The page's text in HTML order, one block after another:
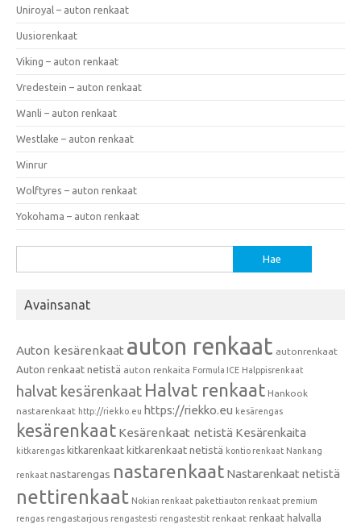
Uniroyal – auton renkaat
Uusiorenkaat
Viking – auton renkaat
Vredestein – auton renkaat
Wanli – auton renkaat
Westlake – auton renkaat
Winrur
Wolftyres – auton renkaat
Yokohama – auton renkaat
Avainsanat
Auton kesärenkaat auton renkaat autonrenkaat
Auton renkaat netistä auton renkaita Formula ICE Halppisrenkaat
halvat kesärenkaat Halvat renkaat Hankook
nastarenkaat http://riekko.eu https://riekko.eu kesärengas
kesärenkaat Kesärenkaat netistä Kesärenkaita
kitkarengas kitkarenkaat kitkarenkaat netistä kontio renkaat Nankang
renkaat nastarengas nastarenkaat Nastarenkaat netistä
nettirenkaat Nokian renkaat pakettiauton renkaat premium
rengas rengastarjous rengastesti rengastestit renkaat renkaat halvalla